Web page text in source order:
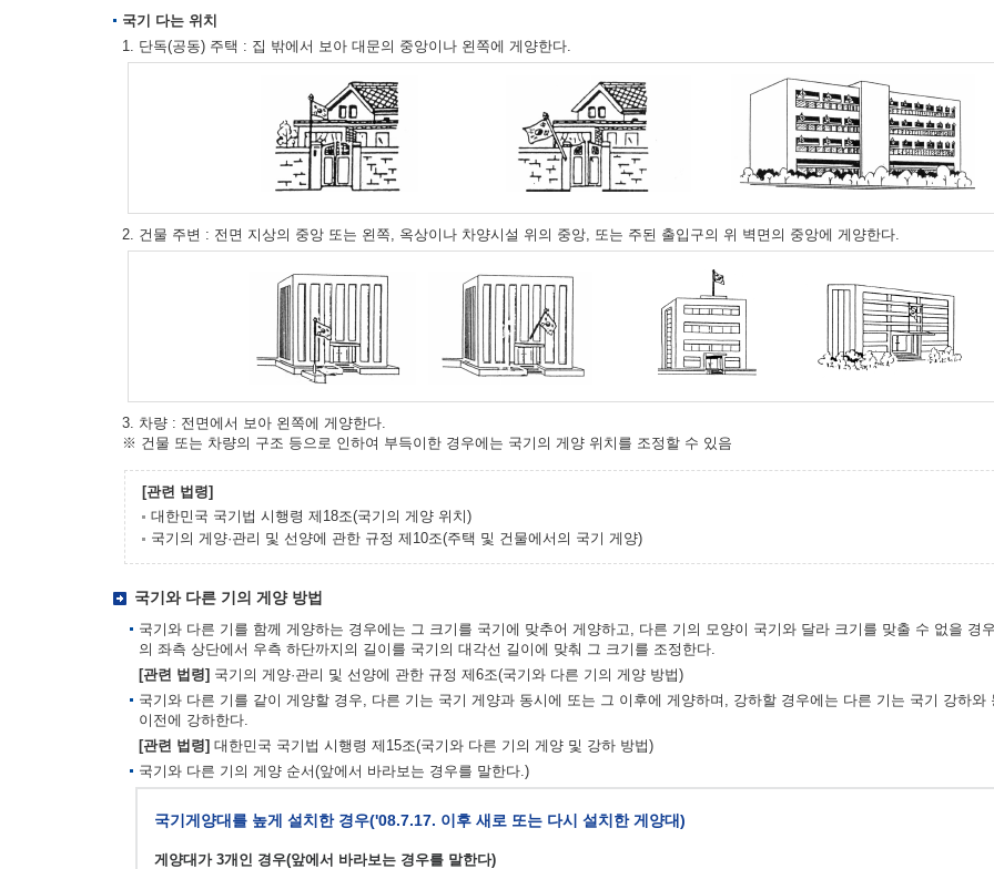
국기 다는 위치
1. 단독(공동) 주택 : 집 밖에서 보아 대문의 중앙이나 왼쪽에 게양한다.
2. 건물 주변 : 전면 지상의 중앙 또는 왼쪽, 옥상이나 차양시설 위의 중앙, 또는 주된 출입구의 위 벽면의 중앙에 게양한다.
3. 차량 : 전면에서 보아 왼쪽에 게양한다.
※ 건물 또는 차량의 구조 등으로 인하여 부득이한 경우에는 국기의 게양 위치를 조정할 수 있음
[관련 법령]
대한민국 국기법 시행령 제18조(국기의 게양 위치)
국기의 게양·관리 및 선양에 관한 규정 제10조(주택 및 건물에서의 국기 게양)
국기와 다른 기의 게양 방법
국기와 다른 기를 함께 게양하는 경우에는 그 크기를 국기에 맞추어 게양하고, 다른 기의 모양이 국기와 달라 크기를 맞출 수 없을 경
의 좌측 상단에서 우측 하단까지의 길이를 국기의 대각선 길이에 맞춰 그 크기를 조정한다.
[관련 법령] 국기의 게양·관리 및 선양에 관한 규정 제6조(국기와 다른 기의 게양 방법)
국기와 다른 기를 같이 게양할 경우, 다른 기는 국기 게양과 동시에 또는 그 이후에 게양하며, 강하할 경우에는 다른 기는 국기 강하와
이전에 강하한다.
[관련 법령] 대한민국 국기법 시행령 제15조(국기와 다른 기의 게양 및 강하 방법)
국기와 다른 기의 게양 순서(앞에서 바라보는 경우를 말한다.)
국기게양대를 높게 설치한 경우('08.7.17. 이후 새로 또는 다시 설치한 게양대)
게양대가 3개인 경우(앞에서 바라보는 경우를 말한다)